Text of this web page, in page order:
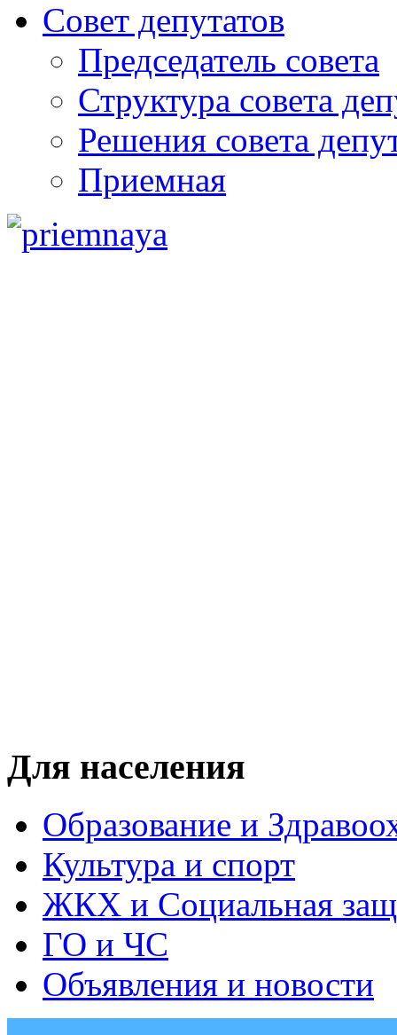
Совет депутатов
Председатель совета
Структура совета
Решения совета
Приемная
Для населения
Образование и
Культура и спорт
ЖКХ и Социальная
ГО и ЧС
Объявления и новости